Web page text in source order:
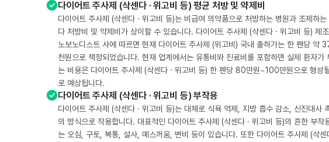
다이어트 주사제 (삭센다 · 위고비 등) 평균 처방 및 약제비
다이어트 주사제 (삭센다 · 위고비 등)는 비급여 의약품으로 처방하는 병원과 조제하는
다 처방비 및 약제비가 상이할 수 있습니다. 다이어트 주사제 (삭센다 · 위고비 등) 제
노보노디스트 사에 따르면 현재 다이어트 주사제 (위고비) 국내 출하가는 한 펜당 약
천원으로 책정되었습니다. 현재 업계에서는 유통비와 진료비를 포함하면 실제 환자가
는 비용은 다이어트 주사제 (삭센다 · 위고비 등) 한 펜당 80만원~100만원으로 형성
로 예상됩니다.
다이어트 주사제 (삭센다 · 위고비 등) 부작용
다이어트 주사제 (삭센다 · 위고비 등)는 대체로 식욕 억제, 지방 흡수 감소, 신진대사
의 방식으로 작용합니다. 대표적인 다이어트 주사제 (삭센다 · 위고비 등)의 흔한 부작
는 오심, 구토, 복통, 설사, 메스꺼움, 변비 등이 있습니다. 또한 다이어트 주사제 (삭센